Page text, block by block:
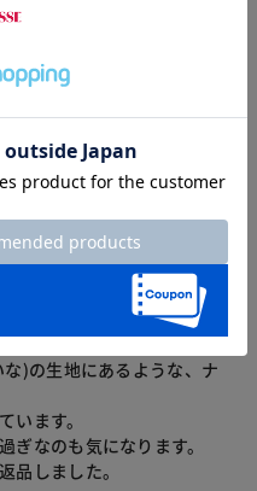
サイズ：11号
りきれませんね。
)の生地にあるような、ナ
います。
ぎなのも気になります。
品しました。